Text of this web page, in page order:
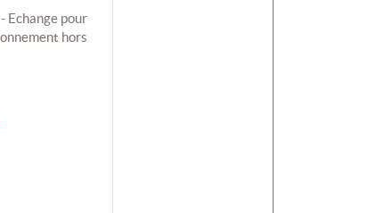
Echange pour
hors